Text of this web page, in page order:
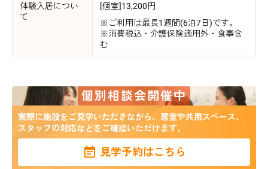
体験入居につい
て
[個室]13,200円
※ご利用は最長1週間(6泊7日)です。
※消費税込・介護保険適用外・食事含
む
個別相談会開催中
実際に施設をご見学いただきながら、居室や共用スペース、
スタッフの対応などをご確認いただけます。
見学予約はこちら